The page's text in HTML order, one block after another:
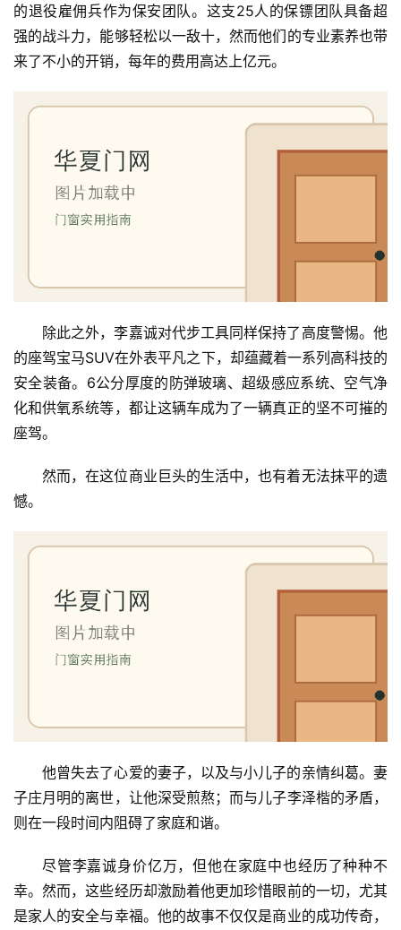
门
卧
门
铸
铝
门
套
业
联
们
登录 注册
的退役雇佣兵作为保安团队。这支25人的保镖团队具备超
强的战斗力，能够轻松以一敌十，然而他们的专业素养也带
来了不小的开销，每年的费用高达上亿元。
除此之外，李嘉诚对代步工具同样保持了高度警惕。他
的座驾宝马SUV在外表平凡之下，却蕴藏着一系列高科技的
安全装备。6公分厚度的防弹玻璃、超级感应系统、空气净
化和供氧系统等，都让这辆车成为了一辆真正的坚不可摧的
座驾。
然而，在这位商业巨头的生活中，也有着无法抹平的遗
憾。
他曾失去了心爱的妻子，以及与小儿子的亲情纠葛。妻
子庄月明的离世，让他深受煎熬；而与儿子李泽楷的矛盾，
则在一段时间内阻碍了家庭和谐。
尽管李嘉诚身价亿万，但他在家庭中也经历了种种不
幸。然而，这些经历却激励着他更加珍惜眼前的一切，尤其
是家人的安全与幸福。他的故事不仅仅是商业的成功传奇，